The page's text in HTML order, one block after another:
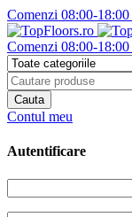
Comenzi 08:00-18:00
Comenzi 08:00-18:00
Contul meu
Autentificare